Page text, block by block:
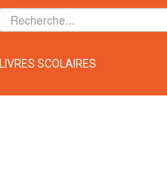
LIVRES SCOLAIRES